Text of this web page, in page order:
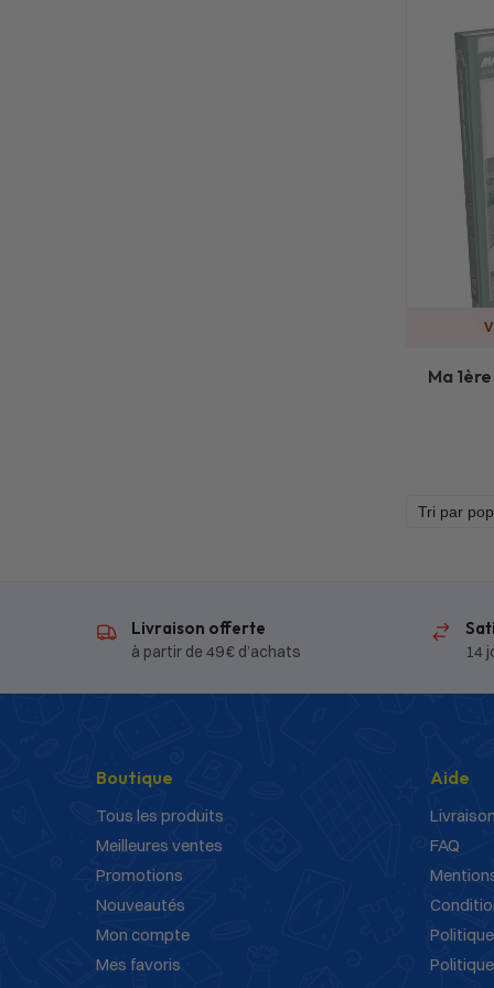
Ma
Livraison offerte
à partir de 49 € d’achats 14
Boutique
Tous les produits
Meilleures ventes
Promotions
Nouveautés
Mon compte
Mes favoris
Aide
FAQ